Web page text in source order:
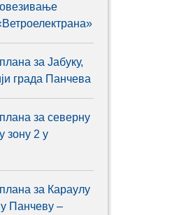
за Јабуку,
града Панчева
за северну
зону 2 у
за Караулу
Панчеву –